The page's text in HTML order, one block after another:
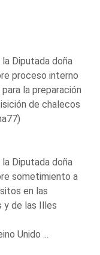
Diputada doña
proceso interno
la preparación
de chalecos
Diputada doña
sometimiento a
en las
y de las Illes
Unido ...